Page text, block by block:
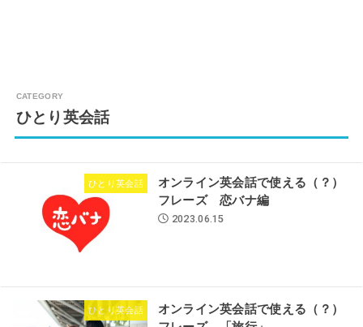
ひとり英会話
ひとり英会話
オンライン英会話で使える（？）
フレーズ 恋バナ編
2023.06.15
ひとり英会話
オンライン英会話で使える（？）